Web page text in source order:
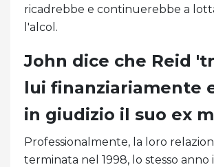
ricadrebbe e continuerebbe a
l'alcol.
John dice che Reid
lui finanziariamente
in giudizio il suo ex
Professionalmente, la loro
terminata nel 1998, lo stesso anno